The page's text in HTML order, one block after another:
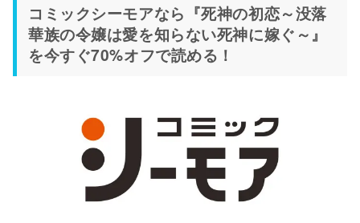
コミックシーモアなら『死神の初恋～没落
華族の令嬢は愛を知らない死神に嫁ぐ～』
を今すぐ70%オフで読める！